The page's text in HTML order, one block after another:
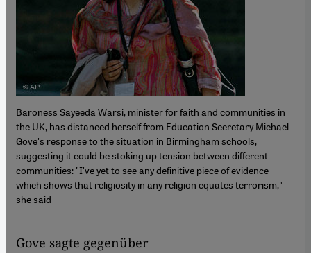
Baroness Sayeeda Warsi, minister for faith and communities in
the UK, has distanced herself from Education Secretary Michael
Gove's response to the situation in Birmingham schools,
suggesting it could be stoking up tension between different
communities: "I've yet to see any definitive piece of evidence
which shows that religiosity in any religion equates terrorism,"
she said
Gove sagte gegenüber